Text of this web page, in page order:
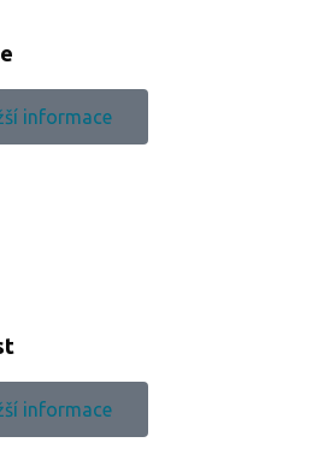
informace
informace